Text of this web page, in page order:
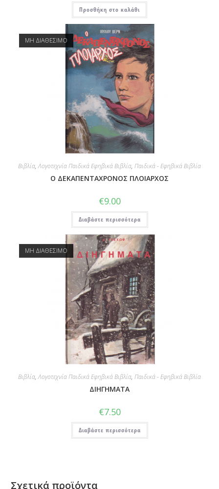
Προσθήκη στο καλάθι
ΜΗ ΔΙΑΘΕΣΙΜΟ
Βιβλία,Λογοτεχνία Παιδικά Εφηβικά Βιβλία, Παιδικά - Εφηβικά Βιβλία
Ο ΔΕΚΑΠΕΝΤΑΧΡΟΝΟΣ ΠΛΟΙΑΡΧΟΣ
€9.00
Διαβάστε περισσότερα
ΜΗ ΔΙΑΘΕΣΙΜΟ
Βιβλία,Λογοτεχνία Παιδικά Εφηβικά Βιβλία, Παιδικά - Εφηβικά Βιβλία
ΔΙΗΓΗΜΑΤΑ
€7.50
Διαβάστε περισσότερα
Σχετικά προϊόντα